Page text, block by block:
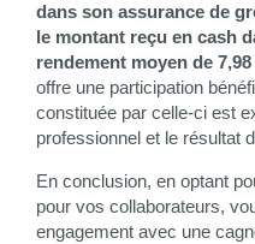
dans son assurance de
le montant reçu en cash
rendement moyen de 7,98
offre une participation
constituée par celle-ci est
professionnel et le résultat
En conclusion, en optant
pour vos collaborateurs,
engagement avec une